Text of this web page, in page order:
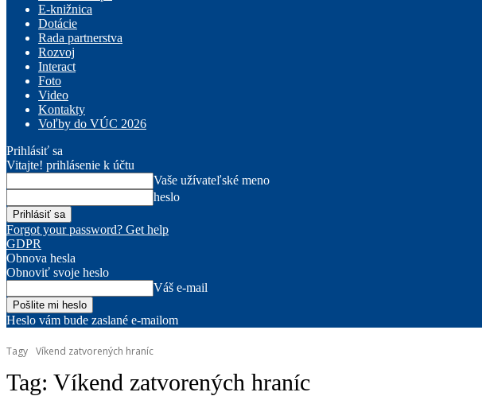
E-knižnica
Dotácie
Rada partnerstva
Rozvoj
Interact
Foto
Video
Kontakty
Voľby do VÚC 2026
Prihlásiť sa
Vitajte! prihlásenie k účtu
Vaše užívateľské meno
heslo
Forgot your password? Get help
GDPR
Obnova hesla
Obnoviť svoje heslo
Váš e-mail
Heslo vám bude zaslané e-mailom
Tagy Víkend zatvorených hraníc
Tag: Víkend zatvorených hraníc